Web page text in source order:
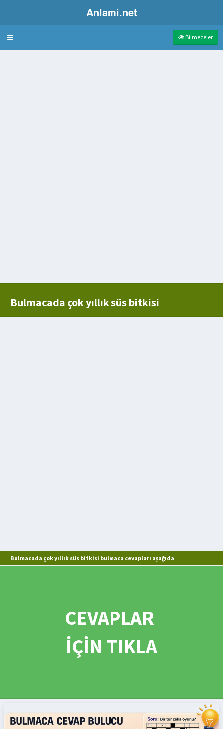
Anlami.net
Bulmaca Bilmeceler
Bulmacada çok yıllık süs bitkisi
Bulmacada çok yıllık süs bitkisi bulmaca cevapları aşağıda
CEVAPLAR
İÇİN TIKLA